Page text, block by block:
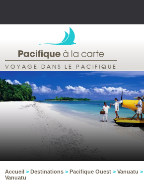
VOYAGE DANS LE PACIFIQUE
Accueil > Destinations > Pacifique Ouest > Vanuatu >
Vanuatu